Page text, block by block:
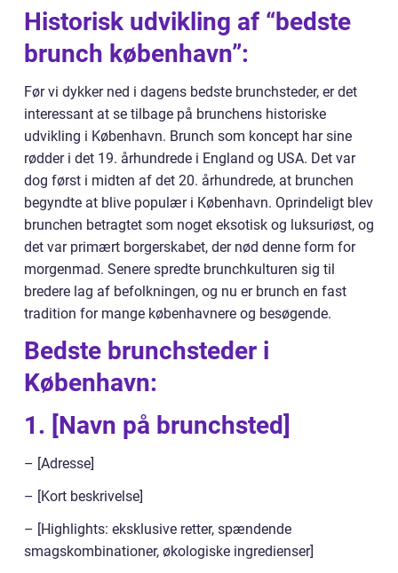
Historisk udvikling af “bedste
brunch københavn”:
Før vi dykker ned i dagens bedste brunchsteder, er det
interessant at se tilbage på brunchens historiske
udvikling i København. Brunch som koncept har sine
rødder i det 19. århundrede i England og USA. Det var
dog først i midten af det 20. århundrede, at brunchen
begyndte at blive populær i København. Oprindeligt blev
brunchen betragtet som noget eksotisk og luksuriøst, og
det var primært borgerskabet, der nød denne form for
morgenmad. Senere spredte brunchkulturen sig til
bredere lag af befolkningen, og nu er brunch en fast
tradition for mange københavnere og besøgende.
Bedste brunchsteder i
København:
1. [Navn på brunchsted]
– [Adresse]
– [Kort beskrivelse]
– [Highlights: eksklusive retter, spændende
smagskombinationer, økologiske ingredienser]